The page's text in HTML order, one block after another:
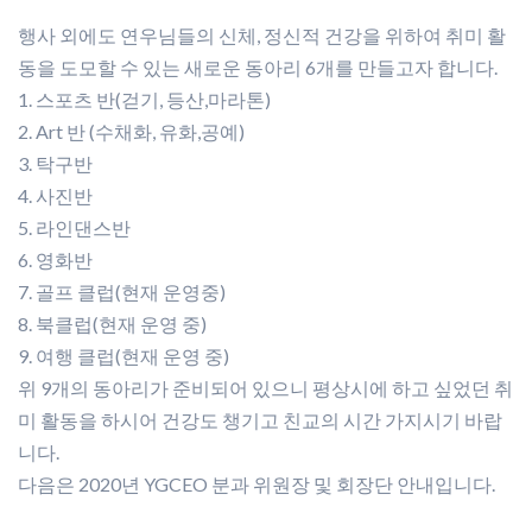
행사 외에도 연우님들의 신체, 정신적 건강을 위하여 취미 활
동을 도모할 수 있는 새로운 동아리 6개를 만들고자 합니다.
1. 스포츠 반(걷기, 등산,마라톤)
2. Art 반 (수채화, 유화,공예)
3. 탁구반
4. 사진반
5. 라인댄스반
6. 영화반
7. 골프 클럽(현재 운영중)
8. 북클럽(현재 운영 중)
9. 여행 클럽(현재 운영 중)
위 9개의 동아리가 준비되어 있으니 평상시에 하고 싶었던 취
미 활동을 하시어 건강도 챙기고 친교의 시간 가지시기 바랍
니다.
다음은 2020년 YGCEO 분과 위원장 및 회장단 안내입니다.